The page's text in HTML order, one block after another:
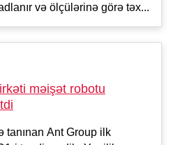
və ölçülərinə görə təx...
məişət robotu
Ant Group ilk